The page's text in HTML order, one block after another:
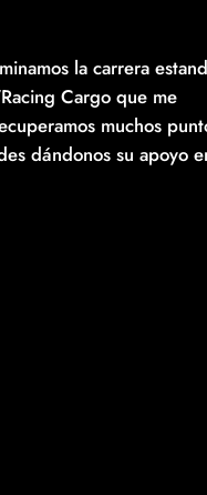
la carrera
Cargo que me
muchos
dándonos su apoyo